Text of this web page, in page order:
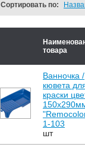
Сортировать по:
товара
Ванночка /
кювета
краски
1-103
шт